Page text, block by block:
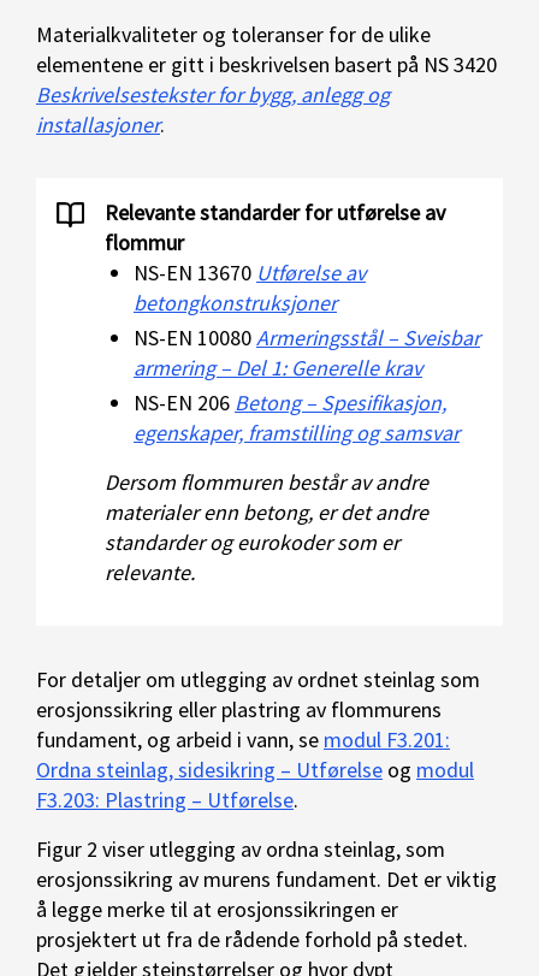
Materialkvaliteter og toleranser for de ulike
elementene er gitt i beskrivelsen basert på NS 3420
Beskrivelsestekster for bygg, anlegg og
installasjoner.
Relevante standarder for utførelse av
flommur
NS-EN 13670 Utførelse av
betongkonstruksjoner
NS-EN 10080Armeringsstål – Sveisbar
armering – Del 1: Generelle krav
NS-EN 206 Betong – Spesifikasjon,
egenskaper, framstilling og samsvar
Dersom flommuren består av andre
materialer enn betong, er det andre
standarder og eurokoder som er
relevante.
For detaljer om utlegging av ordnet steinlag som
erosjonssikring eller plastring av flommurens
fundament, og arbeid i vann, se modul F3.201:
Ordna steinlag, sidesikring – Utførelse og modul
F3.203: Plastring – Utførelse.
Figur 2 viser utlegging av ordna steinlag, som
erosjonssikring av murens fundament. Det er viktig
å legge merke til at erosjonssikringen er
prosjektert ut fra de rådende forhold på stedet.
Det gjelder steinstørrelser og hvor dypt